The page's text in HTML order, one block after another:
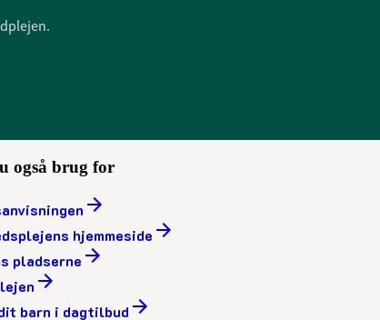
også brug for
hjemmeside
pladserne
barn i dagtilbud